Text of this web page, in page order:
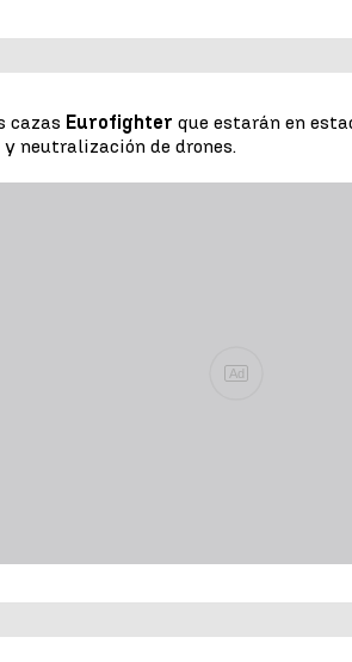
cazas Eurofighter que estarán en
neutralización de drones.
Ad